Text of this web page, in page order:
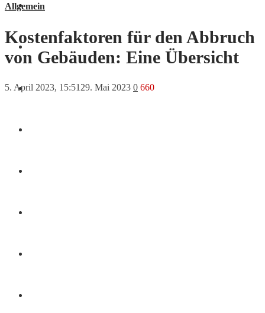
Allgemein
News
Allgemein
Kostenfaktoren für den Abbruch
von Gebäuden: Eine Übersicht
5. April 2023, 15:51 29. Mai 2023 0 660